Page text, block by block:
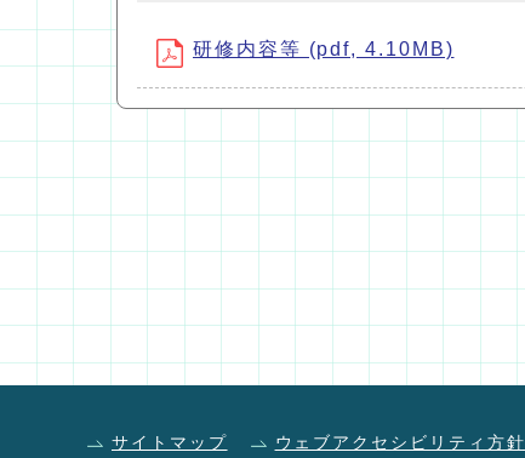
研修内容等 (pdf, 4.10MB)
サイトマップ ウェブアクセシビリティ方針